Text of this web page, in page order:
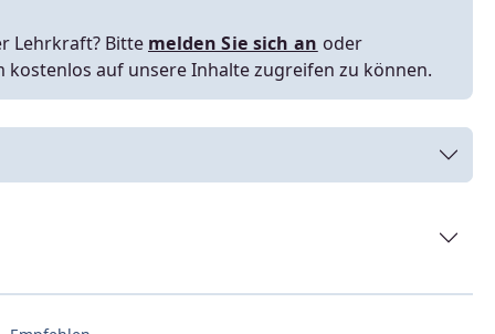
Lehrkraft? Bitte melden Sie sich an oder
kostenlos auf unsere Inhalte zugreifen zu können.